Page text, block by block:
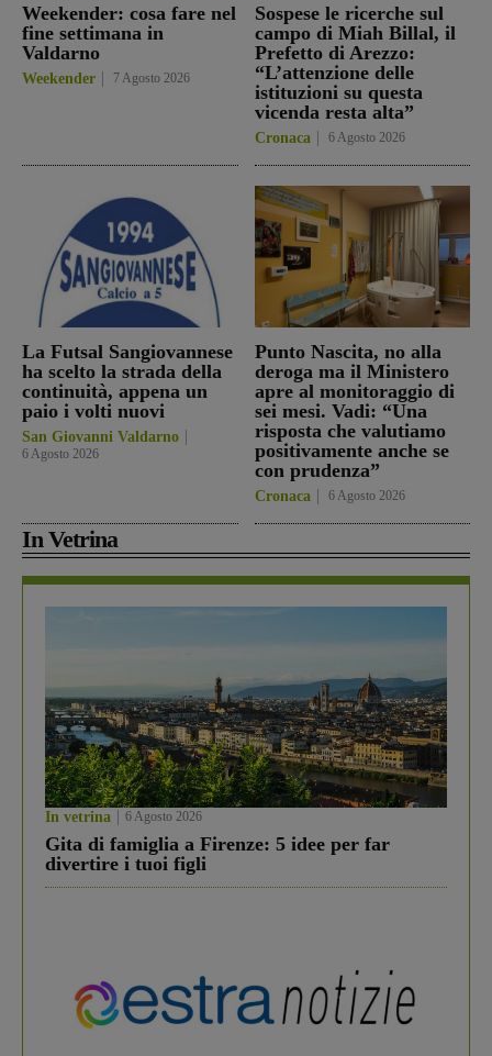
Weekender: cosa fare nel
fine settimana in
Valdarno
Weekender 7 Agosto 2026
Sospese le ricerche sul
campo di Miah Billal, il
Prefetto di Arezzo:
“L’attenzione delle
istituzioni su questa
vicenda resta alta”
Cronaca 6 Agosto 2026
La Futsal Sangiovannese
ha scelto la strada della
continuità, appena un
paio i volti nuovi
San Giovanni Valdarno
6 Agosto 2026
Punto Nascita, no alla
deroga ma il Ministero
apre al monitoraggio di
sei mesi. Vadi: “Una
risposta che valutiamo
positivamente anche se
con prudenza”
Cronaca 6 Agosto 2026
In Vetrina
In vetrina 6 Agosto 2026
Gita di famiglia a Firenze: 5 idee per far
divertire i tuoi figli